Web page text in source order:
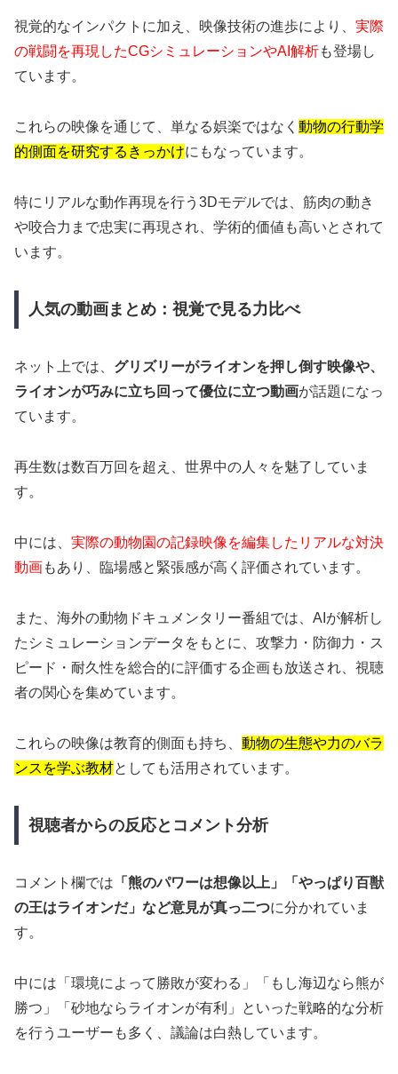
視覚的なインパクトに加え、映像技術の進歩により、 実際
の戦闘を再現したCGシミュレーションやAI解析も登場し
ています。
これらの映像を通じて、単なる娯楽ではなく 動物の行動学
的側面を研究するきっかけにもなっています。
特にリアルな動作再現を行う3Dモデルでは、筋肉の動き
や咬合力まで忠実に再現され、学術的価値も高いとされて
います。
人気の動画まとめ：視覚で見る力比べ
ネット上では、 グリズリーがライオンを押し倒す映像や、
ライオンが巧みに立ち回って優位に立つ動画が話題になっ
ています。
再生数は数百万回を超え、世界中の人々を魅了していま
す。
中には、 実際の動物園の記録映像を編集したリアルな対決
動画もあり、臨場感と緊張感が高く評価されています。
また、海外の動物ドキュメンタリー番組では、AIが解析し
たシミュレーションデータをもとに、攻撃力・防御力・ス
ピード・耐久性を総合的に評価する企画も放送され、視聴
者の関心を集めています。
これらの映像は教育的側面も持ち、 動物の生態や力のバラ
ンスを学ぶ教材としても活用されています。
視聴者からの反応とコメント分析
コメント欄では 「熊のパワーは想像以上」「やっぱり百獣
の王はライオンだ」など意見が真っ二つに分かれていま
す。
中には「環境によって勝敗が変わる」「もし海辺なら熊が
勝つ」「砂地ならライオンが有利」といった戦略的な分析
を行うユーザーも多く、議論は白熱しています。